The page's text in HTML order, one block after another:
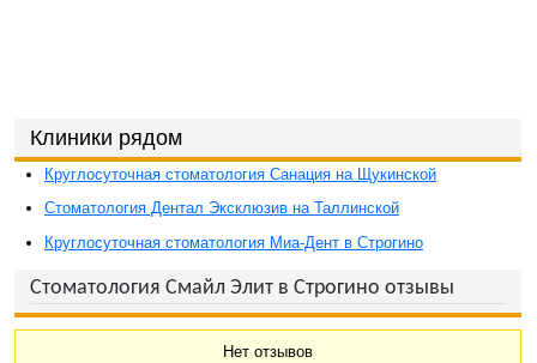
Клиники рядом
Круглосуточная стоматология Санация на Щукинской
Стоматология Дентал Эксклюзив на Таллинской
Круглосуточная стоматология Миа-Дент в Строгино
Стоматология Смайл Элит в Строгино отзывы
Нет отзывов